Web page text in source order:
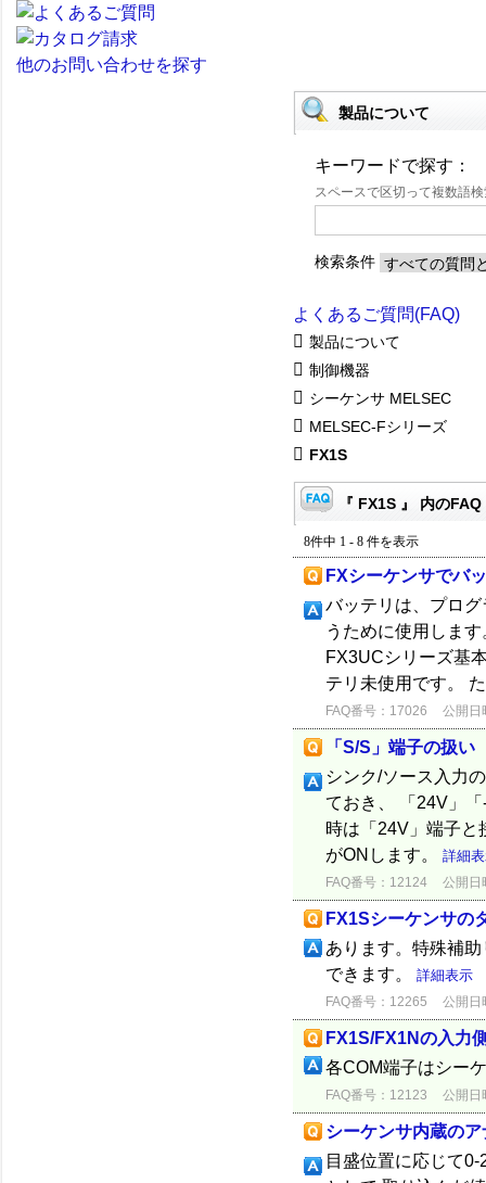
他のお問い合わせを探す
製品について
キーワードで探す：
スペースで区切って複数語
検索条件
よくあるご質問(FAQ)
製品について
制御機器
シーケンサ MELSEC
MELSEC-Fシリーズ
FX1S
『 FX1S 』 内のFAQ
8件中 1 - 8 件を表示
FXシーケンサでバ
バッテリは、プロ
うために使用しま
FX3UCシリーズ基
テリ未使用です。
FAQ番号：17026 公開日
「S/S」端子の扱い
シンク/ソース入力
ておき、 「24V」
時は「24V」端子と
がONします。 詳細
FAQ番号：12124 公開日
FX1Sシーケンサの
あります。特殊補
できます。 詳細表示
FAQ番号：12265 公開日
FX1S/FX1Nの入力
各COM端子はシー
FAQ番号：12123 公開日
シーケンサ内蔵の
目盛位置に応じて